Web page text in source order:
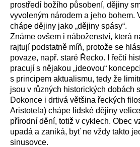
prostředí božího působení, dějiny
vyvoleným národem a jeho bohem.
chápe dějiny jako „dějiny spásy“.
Známe ovšem i náboženství, která
rajtují podstatně míň, protože se
povaze, např. staré Řecko. I řečtí
pracují s nějakou „ideovou“
s principem aktualismu, tedy že
jsou v různých historických dobách
Dokonce i drtivá většina řeckých
Aristotela) chápe lidské dějiny
přírodní dění, totiž v cyklech. Obec
upadá a zaniká, byť ne vždy takto
sinusovce.